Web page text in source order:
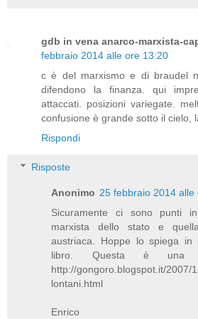
gdb in vena anarco-marxista-
febbraio 2014 alle ore 13:20
c è del marxismo e di braudel
difendono la finanza. qui
attaccati. posizioni variegate.
confusione è grande sotto il cielo,
Rispondi
Risposte
Anonimo 25 febbraio 2014 alle
Sicuramente ci sono punti
marxista dello stato e
austriaca. Hoppe lo spiega
libro. Questa è una
http://gongoro.blogspot.it/2007/
lontani.html
Enrico